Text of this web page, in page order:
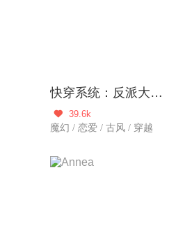
快穿系统：反派大佬不好惹

39.6k
魔幻 / 恋爱 / 古风 / 穿越